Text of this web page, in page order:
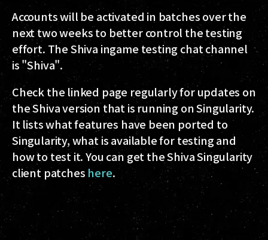
Accounts will be activated in batches over the
next two weeks to better control the testing
effort. The Shiva ingame testing chat channel
is "Shiva".
Check the linked page regularly for updates on
the Shiva version that is running on Singularity.
It lists what features have been ported to
Singularity, what is available for testing and
how to test it. You can get the Shiva Singularity
client patches here.